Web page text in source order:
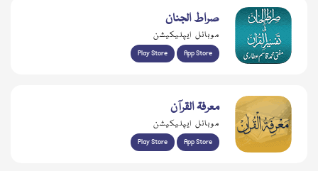
صراط الجنان
موبائل ایپلیکیشن
Play Store App Store
معرفۃ القرآن
موبائل ایپلیکیشن
Play Store App Store